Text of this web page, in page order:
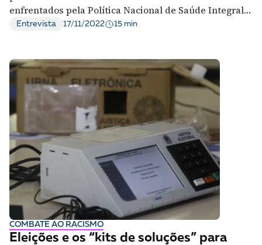
enfrentados pela Política Nacional de Saúde Integral
da População Negra
Entrevista 17/11/2022 15 min
COMBATE AO RACISMO
Eleições e os “kits de soluções” para